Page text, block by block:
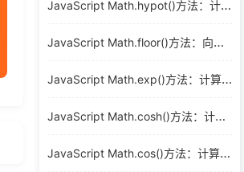
JavaScript Math.hypot()方法：计算多个数值的平方和的平方根
JavaScript Math.floor()方法：向下取整的数值舍入操作
JavaScript Math.exp()方法：计算以e为底的指数函数
JavaScript Math.cosh()方法：计算双曲余弦值
JavaScript Math.cos()方法：计算任意角度的余弦值